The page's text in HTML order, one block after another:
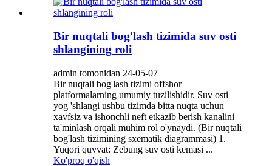
Bir nuqtali bog'lash tizimida suv osti
shlangining roli
admin tomonidan 24-05-07
Bir nuqtali bog'lash tizimi offshor
platformalarning umumiy tuzilishidir. Suv osti
yog 'shlangi ushbu tizimda bitta nuqta uchun
xavfsiz va ishonchli neft etkazib berish kanalini
ta'minlash orqali muhim rol o'ynaydi. (Bir nuqtali
bog'lash tizimining sxematik diagrammasi) 1.
Yuqori quvvat: Zebung suv osti kemasi ...
Ko'proq o'qish